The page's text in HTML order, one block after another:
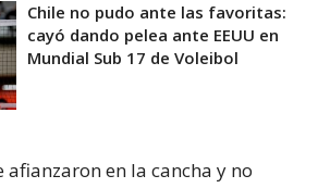
Chile no pudo ante las favoritas:
cayó dando pelea ante EEUU en
Mundial Sub 17 de Voleibol
afianzaron en la cancha y no